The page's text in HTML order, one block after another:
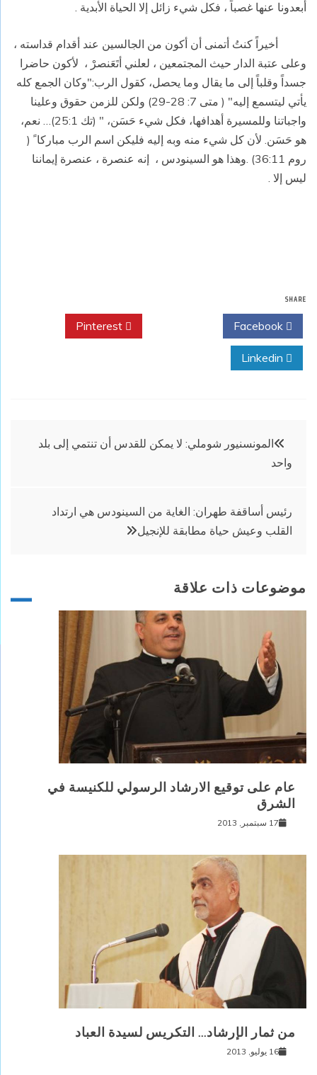
أبعدونا عنها غصباً ، فكل شيء زائل إلا الحياة الأبدية .
أخيراً كنتُ أتمنى أن أكون من الجالسين عند أقدام قداسته ،
وعلى عتبة الدار حيث المجتمعين ، لعلني أتَعَنصرْ ، لأكون حاضرا
جسداً وقلباً إلى ما يقال وما يحصل، كقول الرب:"وكان الجمع كله
يأتي ليتسمع إليه" ( متى 7: 28-29) ولكن للزمن حقوق وعلينا
واجباتنا وللمسيرة أهدافها، فكل شيء حَسَن، " (تك 25:1)… نعم،
هو حَسَن. لأن كل شيء منه وبه إليه فليكن اسم الرب مباركا ً (
روم 36:11) .وهذا هو السينودس ،
إنه عنصرة ، عنصرة إيماننا
ليس إلا .
SHARE
تصفّح
المقالات
المونسنيور شوملي: لا يمكن للقدس أن تنتمي إلى بلد
واحد
رئيس أساقفة طهران: الغاية من السينودس هي ارتداد
القلب وعيش حياة مطابقة للإنجيل
موضوعات ذات علاقة
عام على توقيع الارشاد الرسولي للكنيسة في
الشرق
17 سبتمبر, 2013
من ثمار الإرشاد… التكريس لسيدة العباد
16 يوليو, 2013